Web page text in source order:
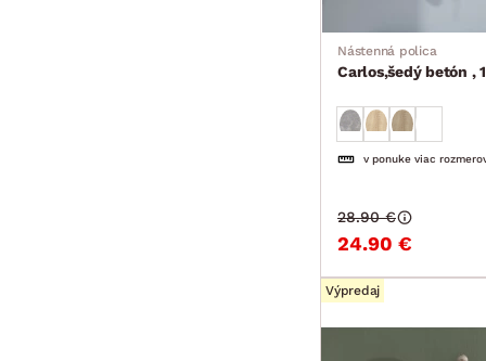
Nástenná polica
Carlos,šedý betón ,
v ponuke viac
24.90 €
28.90 €
Výpredaj